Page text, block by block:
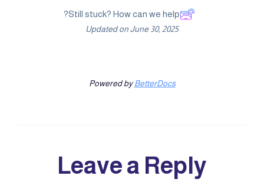
Still stuck? How can we help?
Updated on June 30, 2025
Powered byBetterDocs
Leave a Reply